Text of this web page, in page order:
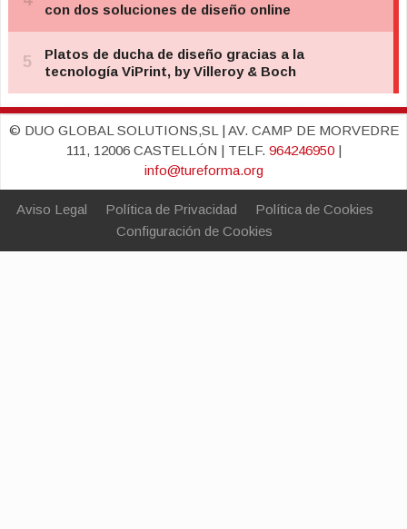
© DUO GLOBAL SOLUTIONS,SL | AV. CAMP DE MORVEDRE
111, 12006 CASTELLÓN | TELF. 964246950|
info@tureforma.org
Aviso Legal Política de Privacidad
Política de Cookies
Configuración de Cookies